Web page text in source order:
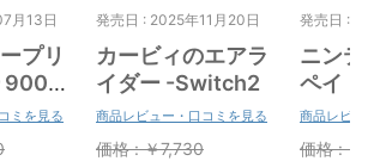
月13日
プリ
9000
コー
ミを見る
発売日 : 2025年11月20日
カービィのエアラ
イダー -Switch2
商品レビュー・口コミを見る
価格 : ￥7,730
発売日 :
ニン
ペイ
円|オ
ド版
商品レビ
価格 :